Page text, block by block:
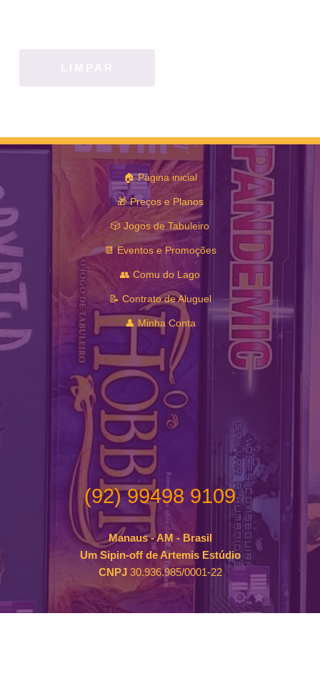
🏠 Página inicial
🎁 Preços e Planos
🎲 Jogos de Tabuleiro
📆 Eventos e Promoções
👥 Comu do Lago
📝 Contrato de Aluguel
👤 Minha Conta
(92) 99498 9109
Manaus - AM - Brasil
Um Sipin-off de Artemis Estúdio
CNPJ30.936.985/0001-22